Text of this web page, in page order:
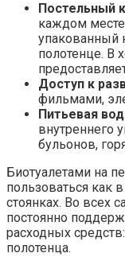
Постельный
каждом
упакованный
полотенце. В
Доступ к
фильмами,
Питьевая
внутреннего
бульонов,
Биотуалетами на
пользоваться как
стоянках. Во всех
постоянно
расходных
полотенца.